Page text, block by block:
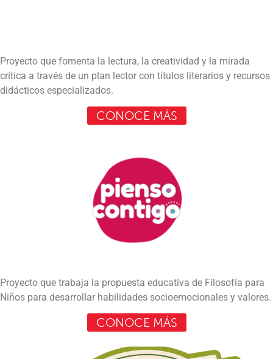
Proyecto que fomenta la lectura, la creatividad y la mirada
crítica a través de un plan lector con títulos literarios y recursos
didácticos especializados.
CONOCE MÁS
Proyecto que trabaja la propuesta educativa de Filosofía para
Niños para desarrollar habilidades socioemocionales y valores.
CONOCE MÁS